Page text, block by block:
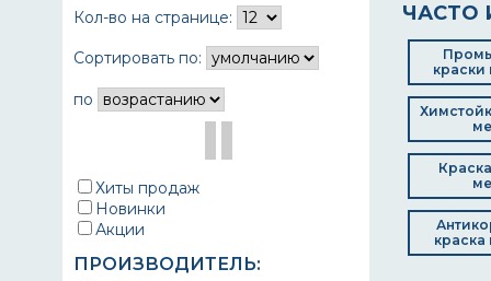
Кол-во на странице:
Сортировать по:
по
Хиты продаж
Новинки
Акции
ПРОИЗВОДИТЕЛЬ:
ЧАСТО
краски
краска